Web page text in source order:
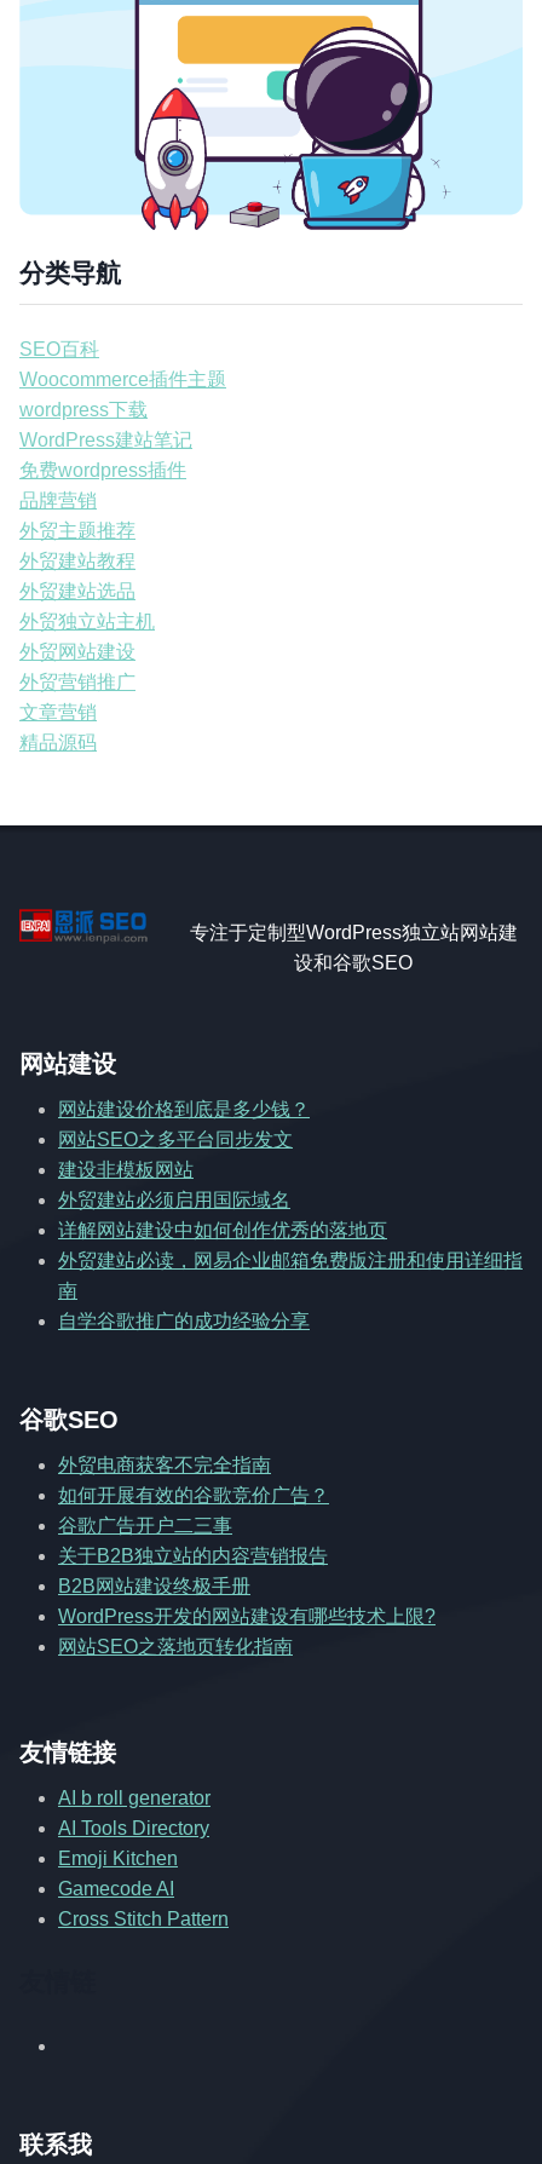
分类导航
SEO百科
Woocommerce插件主题
wordpress下载
WordPress建站笔记
免费wordpress插件
品牌营销
外贸主题推荐
外贸建站教程
外贸建站选品
外贸独立站主机
外贸网站建设
外贸营销推广
文章营销
精品源码
专注于定制型WordPress独立站网站建
设和谷歌SEO
网站建设
网站建设价格到底是多少钱？
网站SEO之多平台同步发文
建设非模板网站
外贸建站必须启用国际域名
详解网站建设中如何创作优秀的落地页
外贸建站必读，网易企业邮箱免费版注册和使用详细指
南
自学谷歌推广的成功经验分享
谷歌SEO
外贸电商获客不完全指南
如何开展有效的谷歌竞价广告？
谷歌广告开户二三事
关于B2B独立站的内容营销报告
B2B网站建设终极手册
WordPress开发的网站建设有哪些技术上限?
网站SEO之落地页转化指南
友情链接
AI b roll generator
AI Tools Directory
Emoji Kitchen
Gamecode AI
Cross Stitch Pattern
联系我